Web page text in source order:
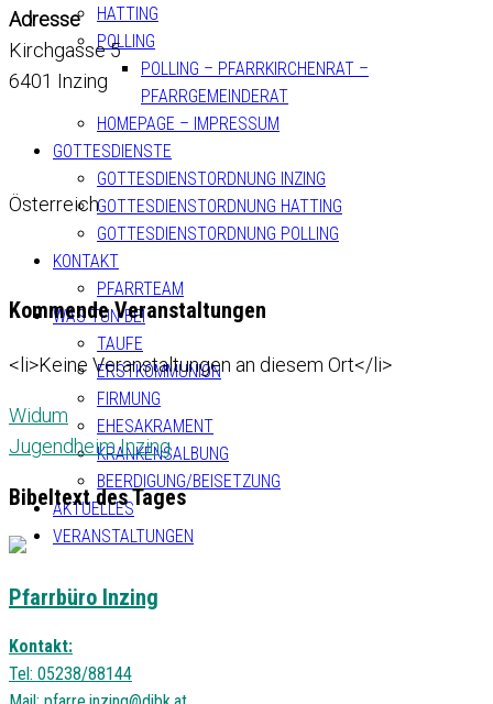
HATTING
POLLING
POLLING – PFARRKIRCHENRAT –
PFARRGEMEINDERAT
HOMEPAGE – IMPRESSUM
GOTTESDIENSTE
GOTTESDIENSTORDNUNG INZING
GOTTESDIENSTORDNUNG HATTING
GOTTESDIENSTORDNUNG POLLING
KONTAKT
PFARRTEAM
WAS TUN BEI
TAUFE
ERSTKOMMUNION
FIRMUNG
EHESAKRAMENT
KRANKENSALBUNG
BEERDIGUNG/BEISETZUNG
AKTUELLES
VERANSTALTUNGEN
Adresse
Kirchgasse 5
6401 Inzing
Österreich
Kommende Veranstaltungen
<li>Keine Veranstaltungen an diesem Ort</li>
Widum
Jugendheim Inzing
Bibeltext des Tages
Pfarrbüro Inzing
Kontakt:
Tel: 05238/88144